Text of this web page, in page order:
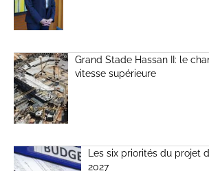
Grand Stade Hassan II: le
vitesse supérieure
Les six priorités du projet
2027